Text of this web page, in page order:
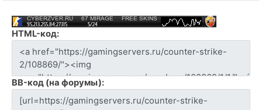
HTML-код:
BB-код (на форумы):